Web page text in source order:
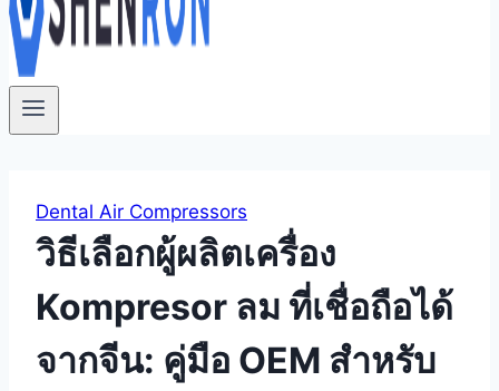
Dental Air Compressors
วิธีเลือกผู้ผลิตเครื่อง
Kompresor ลม ที่เชื่อถือได้
จากจีน: คู่มือ OEM สำหรับ